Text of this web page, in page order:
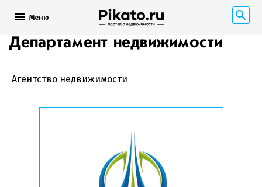
Меню
Департамент недвижимости
Агентство недвижимости